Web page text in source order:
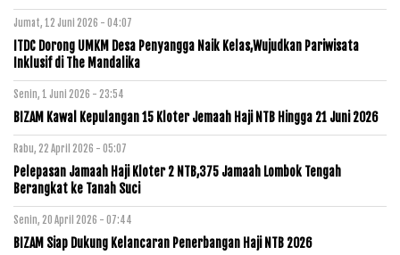
Jumat, 12 Juni 2026 - 04:07
ITDC Dorong UMKM Desa Penyangga Naik Kelas,Wujudkan Pariwisata
Inklusif di The Mandalika
Senin, 1 Juni 2026 - 23:54
BIZAM Kawal Kepulangan 15 Kloter Jemaah Haji NTB Hingga 21 Juni 2026
Rabu, 22 April 2026 - 05:07
Pelepasan Jamaah Haji Kloter 2 NTB,375 Jamaah Lombok Tengah
Berangkat ke Tanah Suci
Senin, 20 April 2026 - 07:44
BIZAM Siap Dukung Kelancaran Penerbangan Haji NTB 2026